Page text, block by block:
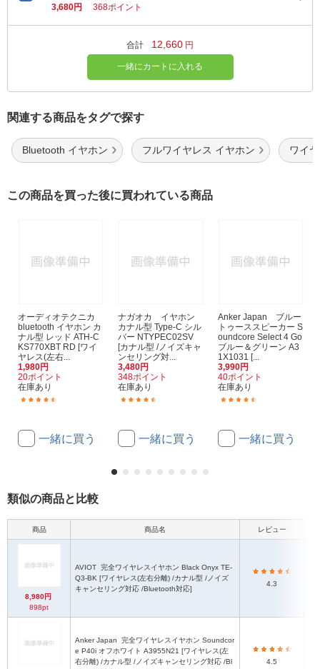
3,680円
368ポイント
合計 12,660 円
一緒にカートに入れる
関連する商品をタグで探す
Bluetooth イヤホン フルワイヤレス イヤホン ワイ
この商品を買った後に買われている商品
オーディオテクニカ
bluetooth イヤホン カ
ナル型 レッド ATH-C
KS770XBT RD [ワイ
ヤレス(左右...
1,980円
20ポイント
在庫あり
一緒に買う
ナガオカ イヤホン
カナル型 Type-C シル
バー NTYPEC02SV
[カナル型 /ノイズキャ
ンセリング対...
3,480円
348ポイント
在庫あり
一緒に買う
Anker Japan ブルー
トゥーススピーカー S
oundcore Select 4 Go
ブルー＆グリーン A3
1X1031 [...
3,990円
40ポイント
在庫あり
一緒に買う
類似の商品と比較
商品 商品名 レビュー
8,980円
898pt
AVIOT
Q3-BK [ワイヤレス(左右分離) /カナル型 /ノイズ
キャンセリング対応 /Bluetooth対応]
4.3
Anker Japan
e P40i オフホワイト A3955N21 [ワイヤレス(左
右分離) /カナル型 /ノイズキャンセリング対応 /Bl
4.5